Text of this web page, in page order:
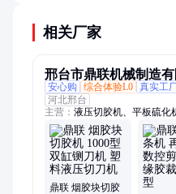
相关厂家
邢台市鼎联机械制造有
安心购
综合体验L0 真实工
河北邢台
主营： 液压切胶机、平板硫化
压铡刀机、塑料粉碎机、液压
鼎联 烟胶块切胶